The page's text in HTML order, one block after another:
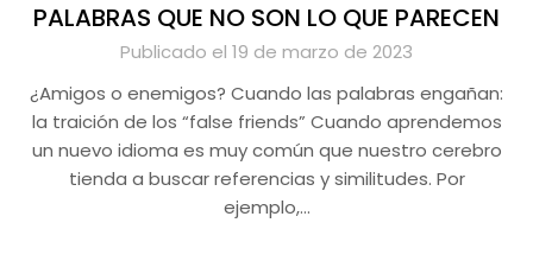
PALABRAS QUE NO SON LO QUE PARECEN
Publicado el 19 de marzo de 2023
¿Amigos o enemigos? Cuando las palabras engañan:
la traición de los “false friends” Cuando aprendemos
un nuevo idioma es muy común que nuestro cerebro
tienda a buscar referencias y similitudes. Por
ejemplo,…